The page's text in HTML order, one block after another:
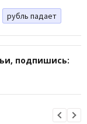
рубль падает
подпишись: